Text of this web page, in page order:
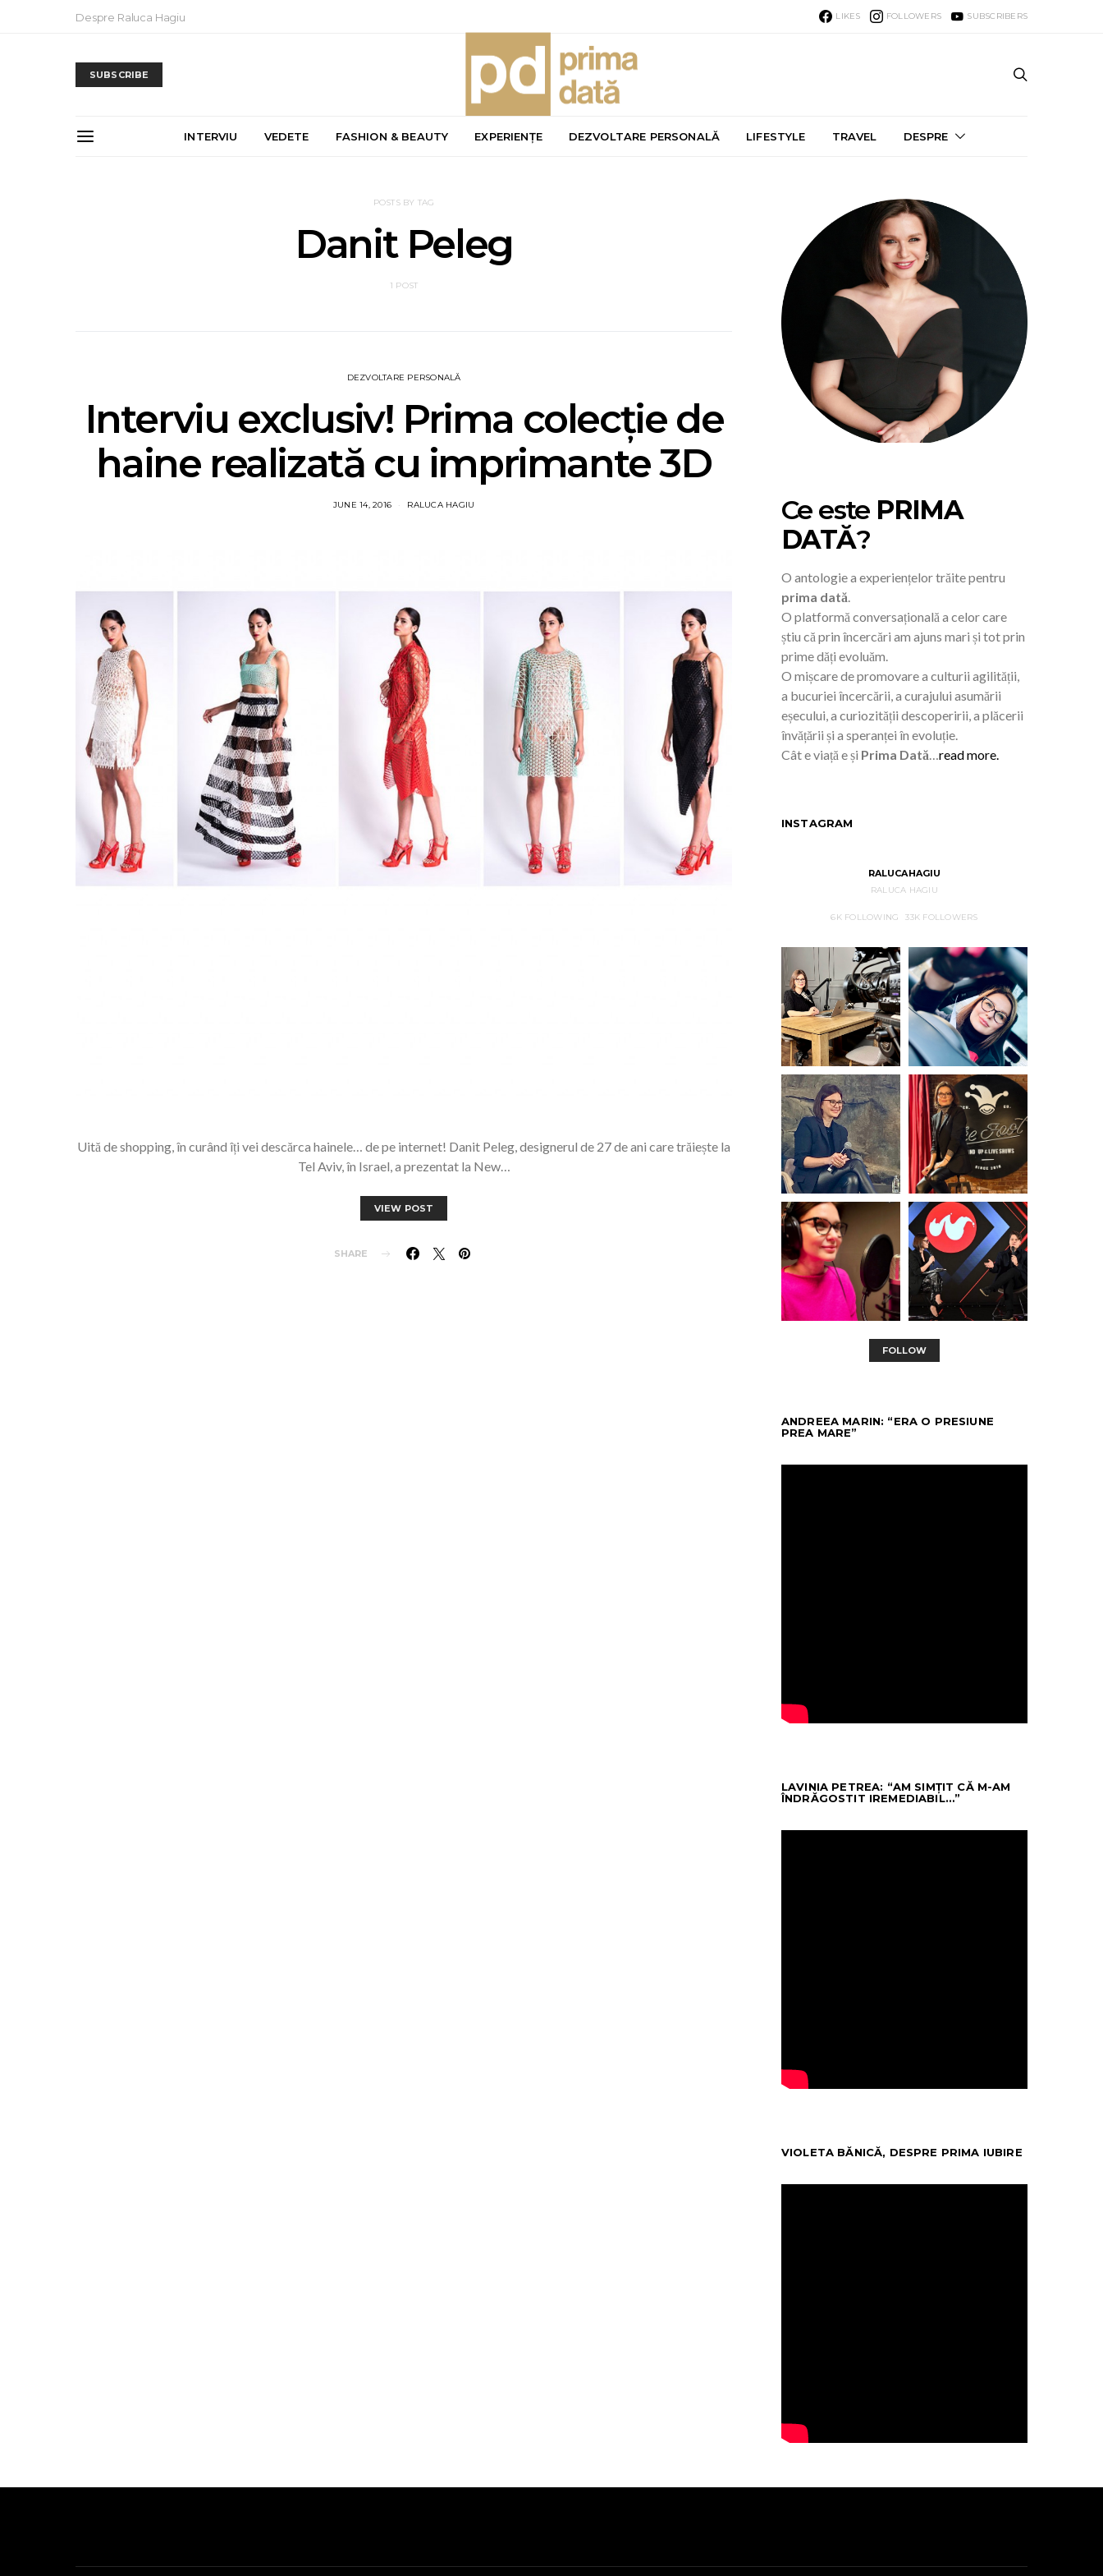
Despre Raluca Hagiu LIKES FOLLOWERS SUBSCRIBERS
SUBSCRIBE
INTERVIU VEDETE FASHION & BEAUTY EXPERIENȚE DEZVOLTARE PERSONALĂ LIFESTYLE TRAVEL DESPRE
POSTS BY TAG
Danit Peleg
1 POST
DEZVOLTARE PERSONALĂ
Interviu exclusiv! Prima colecție de
haine realizată cu imprimante 3D
JUNE 14, 2016 RALUCA HAGIU
Uită de shopping, în curând îți vei descărca hainele… de pe internet! Danit Peleg, designerul de 27 de ani care trăiește la
Tel Aviv, în Israel, a prezentat la New…
VIEW POST
SHARE
Ce este PRIMA
DATĂ?
O antologie a experiențelor trăite pentru
prima dată.
O platformă conversațională a celor care
știu că prin încercări am ajuns mari și tot prin
prime dăți evoluăm.
O mișcare de promovare a culturii agilității,
a bucuriei încercării, a curajului asumării
eșecului, a curiozității descoperirii, a plăcerii
învățării și a speranței în evoluție.
Cât e viață e și Prima Dată…read more.
INSTAGRAM
RALUCAHAGIU
RALUCA HAGIU
6KFOLLOWING 33K FOLLOWERS
FOLLOW
ANDREEA MARIN: “ERA O PRESIUNE
PREA MARE”
LAVINIA PETREA: “AM SIMȚIT CĂ M-AM
ÎNDRĂGOSTIT IREMEDIABIL…”
VIOLETA BĂNICĂ, DESPRE PRIMA IUBIRE